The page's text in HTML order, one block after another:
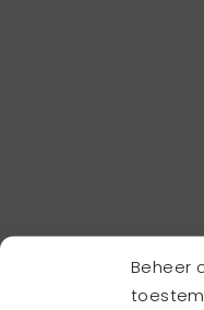
Beheer